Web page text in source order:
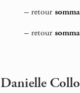
– retour
– retour
Danielle